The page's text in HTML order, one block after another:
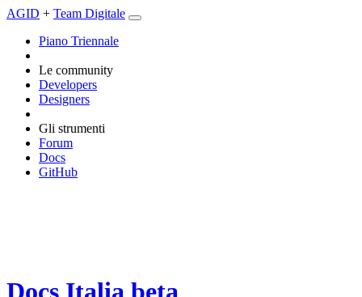
AGID + Team Digitale
Piano Triennale
Le community
Developers
Designers
Gli strumenti
Forum
Docs
GitHub
Docs Italia beta